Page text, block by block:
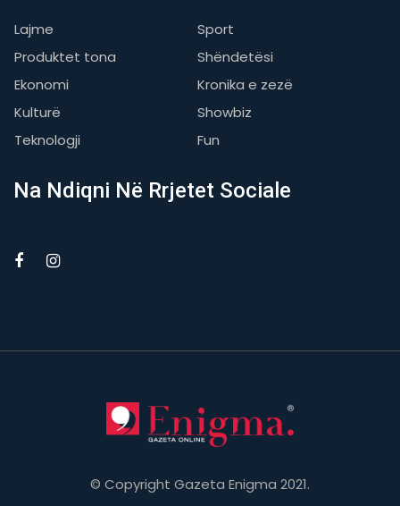
Lajme
Sport
Produktet tona
Shëndetësi
Ekonomi
Kronika e zezë
Kulturë
Showbiz
Teknologji
Fun
Na Ndiqni Në Rrjetet Sociale
© Copyright Gazeta Enigma 2021.